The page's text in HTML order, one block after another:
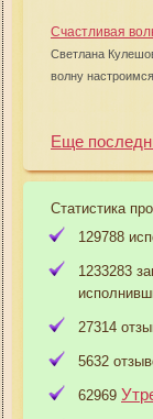
Счастливая
Светлана
волну
Еще
Статистика
129788
1233283
27314
5632
62969